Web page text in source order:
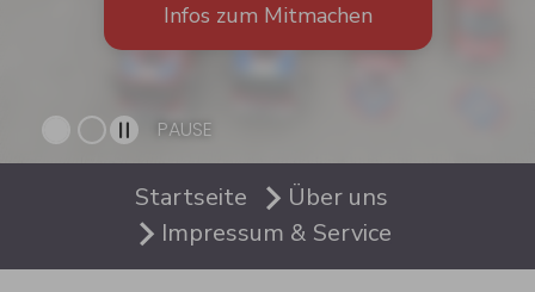
Aktuelles
News
Einsatzberichte
PAUSE
Infos zum Mitmachen
Startseite
Über uns
Impressum & Service